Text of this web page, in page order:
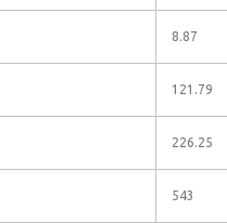
8.87
121.79
226.25
543